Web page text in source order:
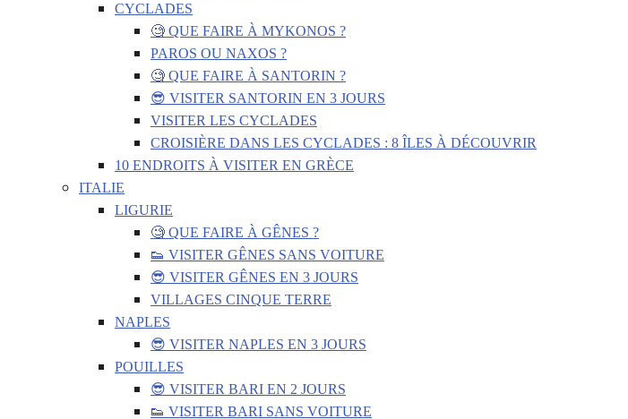
CYCLADES
🧐 QUE FAIRE À MYKONOS ?
PAROS OU NAXOS ?
🧐 QUE FAIRE À SANTORIN ?
😎 VISITER SANTORIN EN 3 JOURS
VISITER LES CYCLADES
CROISIÈRE DANS LES CYCLADES : 8 ÎLES À DÉCOUVRIR
10 ENDROITS À VISITER EN GRÈCE
ITALIE
LIGURIE
🧐 QUE FAIRE À GÊNES ?
👟 VISITER GÊNES SANS VOITURE
😎 VISITER GÊNES EN 3 JOURS
VILLAGES CINQUE TERRE
NAPLES
😎 VISITER NAPLES EN 3 JOURS
POUILLES
😎 VISITER BARI EN 2 JOURS
👟 VISITER BARI SANS VOITURE